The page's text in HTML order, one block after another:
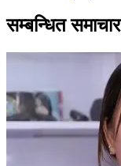
सम्बन्धित समाचार